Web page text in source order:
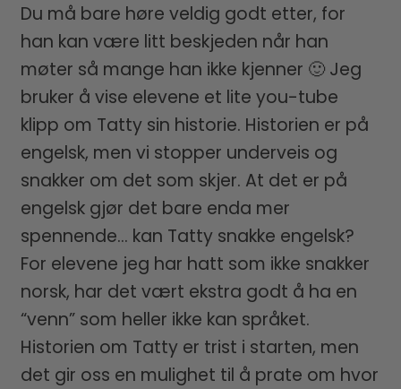
Du må bare høre veldig godt etter, for
han kan være litt beskjeden når han
møter så mange han ikke kjenner 🙂 Jeg
bruker å vise elevene et lite you-tube
klipp om Tatty sin historie. Historien er på
engelsk, men vi stopper underveis og
snakker om det som skjer. At det er på
engelsk gjør det bare enda mer
spennende… kan Tatty snakke engelsk?
For elevene jeg har hatt som ikke snakker
norsk, har det vært ekstra godt å ha en
“venn” som heller ikke kan språket.
Historien om Tatty er trist i starten, men
det gir oss en mulighet til å prate om hvor